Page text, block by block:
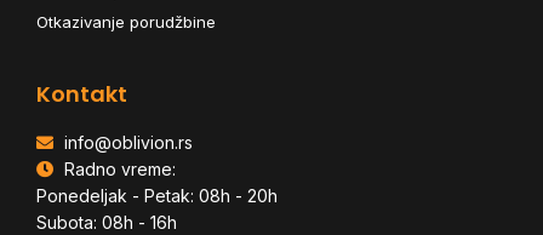
Otkazivanje porudžbine
Kontakt
info@oblivion.rs
Radno vreme:
Ponedeljak - Petak: 08h - 20h
Subota: 08h - 16h